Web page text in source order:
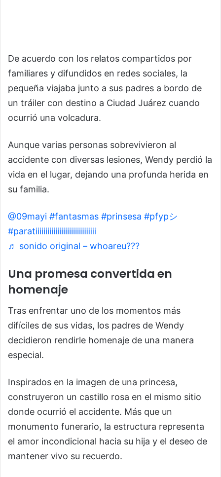
De acuerdo con los relatos compartidos por
familiares y difundidos en redes sociales, la
pequeña viajaba junto a sus padres a bordo de
un tráiler con destino a Ciudad Juárez cuando
ocurrió una volcadura.
Aunque varias personas sobrevivieron al
accidente con diversas lesiones, Wendy perdió la
vida en el lugar, dejando una profunda herida en
su familia.
@09mayi #fantasmas #prinsesa #pfypシ
#paratiiiiiiiiiiiiiiiiiiiiiiiiiiiiiii
♬ sonido original – whoareu???
Una promesa convertida en
homenaje
Tras enfrentar uno de los momentos más
difíciles de sus vidas, los padres de Wendy
decidieron rendirle homenaje de una manera
especial.
Inspirados en la imagen de una princesa,
construyeron un castillo rosa en el mismo sitio
donde ocurrió el accidente. Más que un
monumento funerario, la estructura representa
el amor incondicional hacia su hija y el deseo de
mantener vivo su recuerdo.